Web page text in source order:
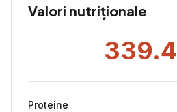
Valori nutriționale
339.4
Proteine